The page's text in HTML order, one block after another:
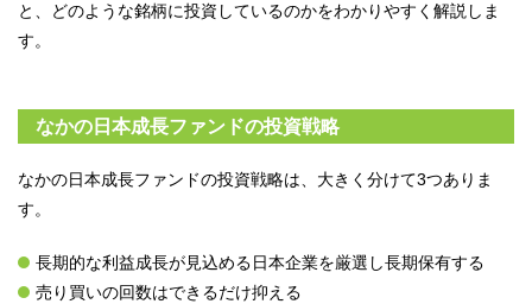
と、どのような銘柄に投資しているのかをわかりやすく解説しま
す。
なかの日本成長ファンドの投資戦略
なかの日本成長ファンドの投資戦略は、大きく分けて3つありま
す。
長期的な利益成長が見込める日本企業を厳選し長期保有する
売り買いの回数はできるだけ抑える